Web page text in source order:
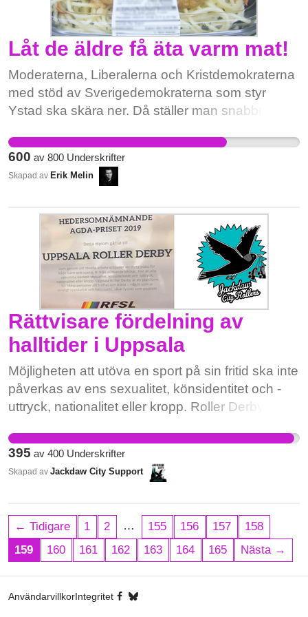
Låt de äldre få äta varm mat!
Moderaterna, Liberalerna och Kristdemokraterna
med stöd av Sverigedemokraterna som styr
Ystad ska skära ner. Då ställer man snabbt in
du glömma! 🧹 Städning varannan vecka?
Absolut inte! Förra veckan var det Motala som
ville att de gamla i den kommunen skulle frysa
protester över hela landet. Nu tycker Ystads
kommun att sitta och äta kall färdigmat i sitt eget
smuts är en värdig tillvaro. Vi kan inte acceptera
det här. Källa:
https://www.aftonbladet.se/nyheter/a/y3XQ5K/
kommun-drar-in-varma-maten-till-de-aldre?
600 av 800 Underskrifter
Skapad av Erik Melin
Rättvisare fördelning av
halltider i Uppsala
Möjligheten att utöva en sport på sin fritid ska inte
påverkas av ens sexualitet, könsidentitet och -
uttryck, nationalitet eller kropp. Roller Derby är
där hbtqi-personer kan träffas och träna. Denna
träning är oerhört uppskattad och hälsosam,
såväl fysiskt som psykiskt. Begränsningen av
mycket sårbar grupp och är en inskränkning i
dessa människors möjlighet till ett fullvärdigt liv.
Uppsala Kommun måste omedelbart se över och
dubbelbokades den arena där
395 av 400 Underskrifter
Skapad av Jackdaw City Support
← Tidigare 1 2 … 155 156 157
158
159
160 161 162 163 164 165 Nästa →
AnvändarvillkorIntegritet